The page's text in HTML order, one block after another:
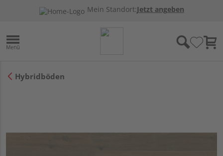
Mein Standort:Jetzt angeben
Hybridböden